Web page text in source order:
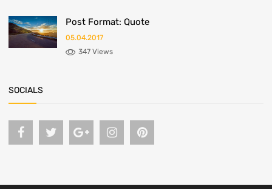
Post Format: Quote
05.04.2017
347 Views
SOCIALS